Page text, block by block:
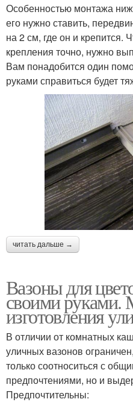
Особенностью монтажа
его нужно ставить,
на 2 см, где он и крепится.
крепления точно, нужно
Вам понадобится один
руками справиться будет
читать дальше →
Вазоны для
своими руками.
изготовления
В отличии от комнатных
уличных вазонов
только соотноситься с
предпочтениями, но и
Предпочтительны: